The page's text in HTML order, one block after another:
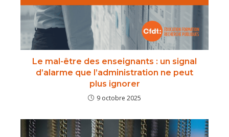
Le mal-être des enseignants : un signal
d’alarme que l’administration ne peut
plus ignorer
9 octobre 2025